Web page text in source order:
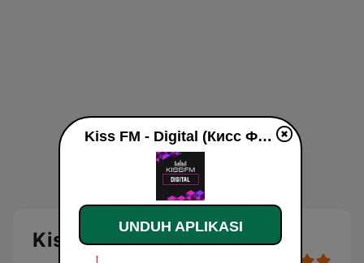
Kiss FM - Digital (Кисc ФМ)
Kiss FM - Digital (Кисc ФМ) live
UNDUH APLIKASI